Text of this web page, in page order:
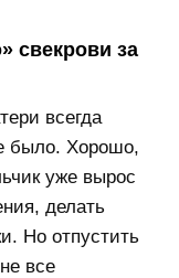
свекрови за
всегда
было. Хорошо,
уже вырос
делать
Но отпустить
все